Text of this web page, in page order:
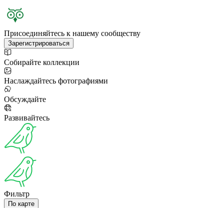
Присоединяйтесь к нашему сообществу
Зарегистрироваться
Собирайте коллекции
Наслаждайтесь фотографиями
Обсуждайте
Развивайтесь
Фильтр
По карте